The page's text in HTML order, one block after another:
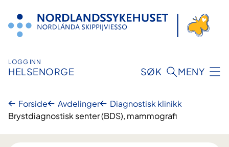
innhold
LOGG INN
HELSENORGE SØK MENY
Forside Avdelinger
Diagnostisk klinikk
Brystdiagnostisk senter (BDS), mammografi